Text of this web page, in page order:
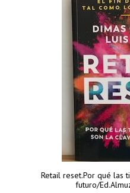
Retail reset.Por qué las
futuro/